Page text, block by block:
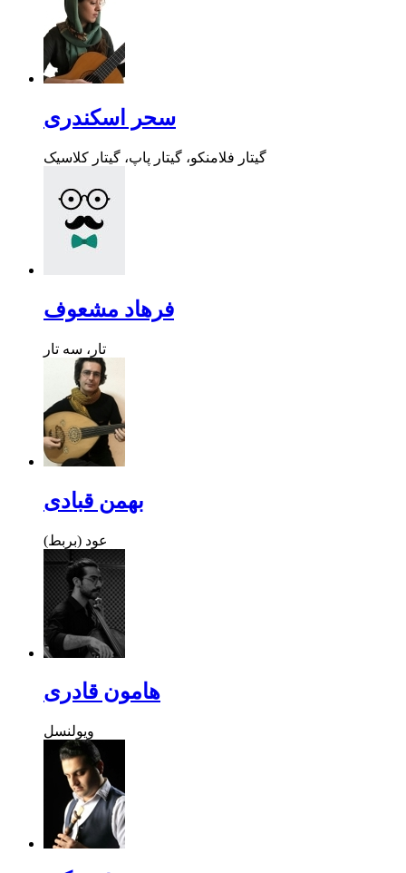
سحر اسکندری
گیتار فلامنکو، گیتار پاپ، گیتار کلاسیک
فرهاد مشعوف
تار، سه تار
بهمن قبادی
عود (بربط)
هامون قادری
ویولنسل